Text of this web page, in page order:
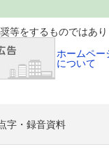
のではありま
ホームペー
について
字・録音資料